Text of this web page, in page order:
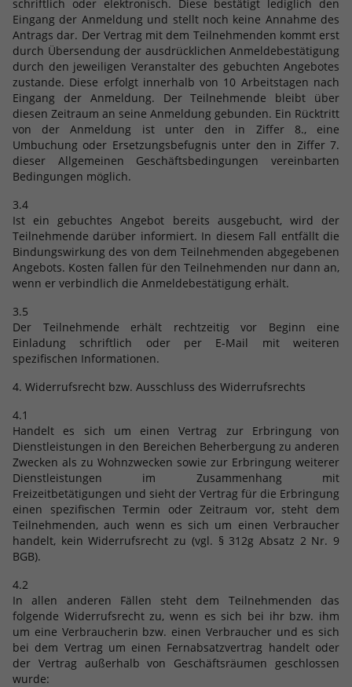
schriftlich oder elektronisch. Diese bestätigt lediglich den
Eingang der Anmeldung und stellt noch keine Annahme des
Antrags dar. Der Vertrag mit dem Teilnehmenden kommt erst
durch Übersendung der ausdrücklichen Anmeldebestätigung
durch den jeweiligen Veranstalter des gebuchten Angebotes
zustande. Diese erfolgt innerhalb von 10 Arbeitstagen nach
Eingang der Anmeldung. Der Teilnehmende bleibt über
diesen Zeitraum an seine Anmeldung gebunden. Ein Rücktritt
von der Anmeldung ist unter den in Ziffer 8., eine
Umbuchung oder Ersetzungsbefugnis unter den in Ziffer 7.
dieser Allgemeinen Geschäftsbedingungen vereinbarten
Bedingungen möglich.
3.4
Ist ein gebuchtes Angebot bereits ausgebucht, wird der
Teilnehmende darüber informiert. In diesem Fall entfällt die
Bindungswirkung des von dem Teilnehmenden abgegebenen
Angebots. Kosten fallen für den Teilnehmenden nur dann an,
wenn er verbindlich die Anmeldebestätigung erhält.
3.5
Der Teilnehmende erhält rechtzeitig vor Beginn eine
Einladung schriftlich oder per E-Mail mit weiteren
spezifischen Informationen.
4. Widerrufsrecht bzw. Ausschluss des Widerrufsrechts
4.1
Handelt es sich um einen Vertrag zur Erbringung von
Dienstleistungen in den Bereichen Beherbergung zu anderen
Zwecken als zu Wohnzwecken sowie zur Erbringung weiterer
Dienstleistungen im Zusammenhang mit
Freizeitbetätigungen und sieht der Vertrag für die Erbringung
einen spezifischen Termin oder Zeitraum vor, steht dem
Teilnehmenden, auch wenn es sich um einen Verbraucher
handelt, kein Widerrufsrecht zu (vgl. § 312g Absatz 2 Nr. 9
BGB).
4.2
In allen anderen Fällen steht dem Teilnehmenden das
folgende Widerrufsrecht zu, wenn es sich bei ihr bzw. ihm
um eine Verbraucherin bzw. einen Verbraucher und es sich
bei dem Vertrag um einen Fernabsatzvertrag handelt oder
der Vertrag außerhalb von Geschäftsräumen geschlossen
wurde: